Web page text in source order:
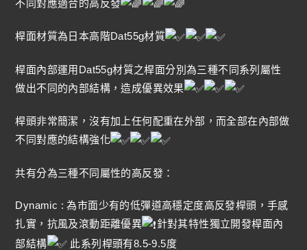
不同對應適合的高反發
桿面材質為日本高階Dat55g材質
桿面內部運用Dat55g材質之桿面分別為三種不同系列屬性
做出不同的內部結構，造成優異效果
桿頭非常簡潔，沒有加上任何配重在外部，而全部在內部做
不同對應的結構強化
共有分為三種不同屬性的高反發：
Dynamic : 為市面少有的低彈道高穩定度高反發桿頭，手感
扎實，抗風及滾動距離優異
針對其特性獨立開發桿面內
部結構
此系列桿頭有8.5-9.5度